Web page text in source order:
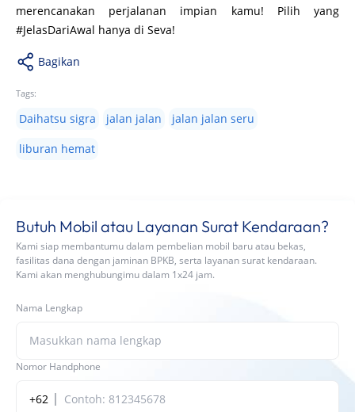
merencanakan perjalanan impian kamu! Pilih yang
#JelasDariAwal hanya di Seva!
Bagikan
Tags:
Daihatsu sigra jalan jalan
jalan jalan seru
liburan hemat
Butuh Mobil atau Layanan Surat Kendaraan?
Kami siap membantumu dalam pembelian mobil baru atau bekas,
fasilitas dana dengan jaminan BPKB, serta layanan surat kendaraan.
Kami akan menghubungimu dalam 1x24 jam.
Nama Lengkap
Nomor Handphone
+62